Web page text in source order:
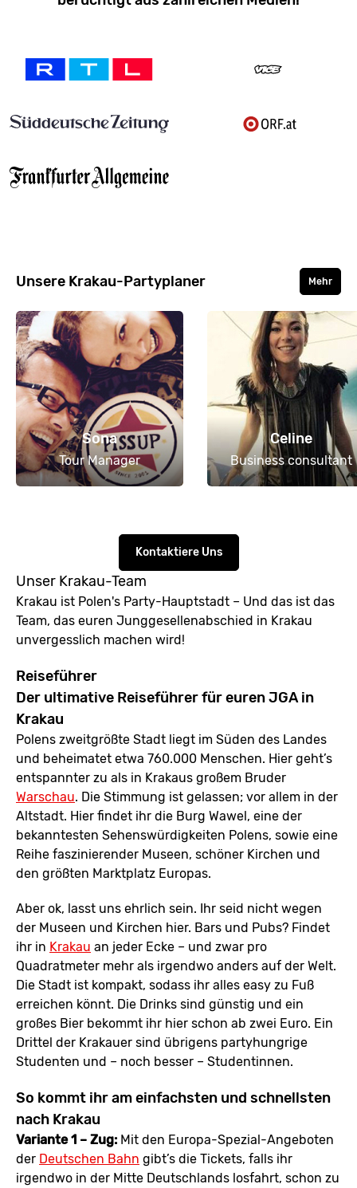
Unsere Krakau-Partyplaner Mehr
Sona
Tour Manager
Celine
Business consultant
Kontaktiere Uns
Unser Krakau-Team
Krakau ist Polen's Party-Hauptstadt – Und das ist das
Team, das euren Junggesellenabschied in Krakau
unvergesslich machen wird!
Reiseführer
Der ultimative Reiseführer für euren JGA in
Krakau
Polens zweitgrößte Stadt liegt im Süden des Landes
und beheimatet etwa 760.000 Menschen. Hier geht’s
entspannter zu als in Krakaus großem Bruder
Warschau. Die Stimmung ist gelassen; vor allem in der
Altstadt. Hier findet ihr die Burg Wawel, eine der
bekanntesten Sehenswürdigkeiten Polens, sowie eine
Reihe faszinierender Museen, schöner Kirchen und
den größten Marktplatz Europas.
Aber ok, lasst uns ehrlich sein. Ihr seid nicht wegen
der Museen und Kirchen hier. Bars und Pubs? Findet
ihr in Krakau an jeder Ecke – und zwar pro
Quadratmeter mehr als irgendwo anders auf der Welt.
Die Stadt ist kompakt, sodass ihr alles easy zu Fuß
erreichen könnt. Die Drinks sind günstig und ein
großes Bier bekommt ihr hier schon ab zwei Euro. Ein
Drittel der Krakauer sind übrigens partyhungrige
Studenten und – noch besser – Studentinnen.
So kommt ihr am einfachsten und schnellsten
nach Krakau
Variante 1 – Zug: Mit den Europa-Spezial-Angeboten
der Deutschen Bahn gibt’s die Tickets, falls ihr
irgendwo in der Mitte Deutschlands losfahrt, schon zu